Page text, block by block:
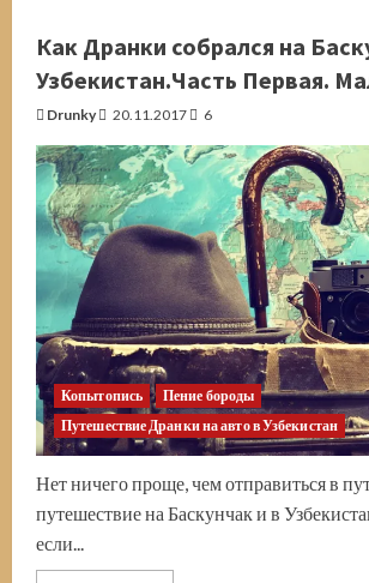
такси
Как Дранки собрался на
Узбекистан.Часть Первая.
Drunky 20.11.2017 6
Копытопись
Пение бороды
Путешествие Дранки на авто в Узбекистан
Нет ничего проще, чем отправиться в
путешествие на Баскунчак и в
если...